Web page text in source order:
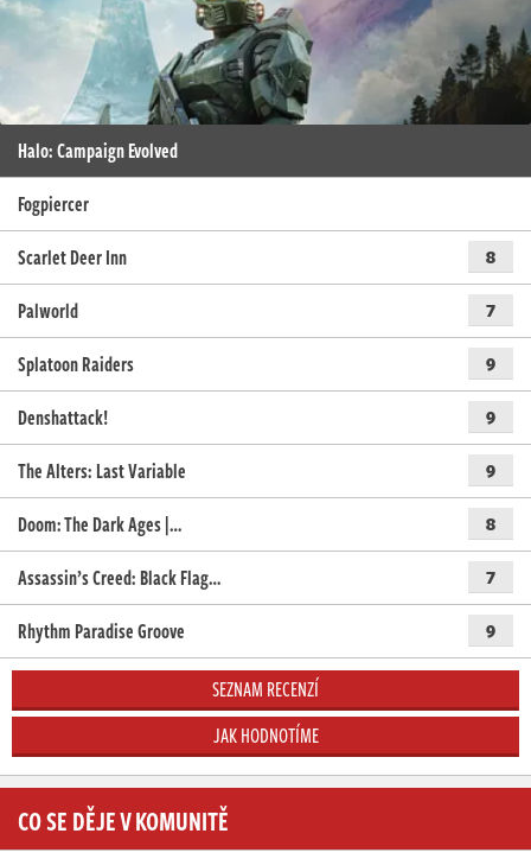
Halo: Campaign Evolved
Fogpiercer
Scarlet Deer Inn
8
Palworld 7
Splatoon Raiders 9
Denshattack! 9
The Alters: Last Variable 9
Doom: The Dark Ages |… 8
Assassin’s Creed: Black Flag… 7
Rhythm Paradise Groove 9
SEZNAM RECENZÍ
JAK HODNOTÍME
CO SE DĚJE V KOMUNITĚ